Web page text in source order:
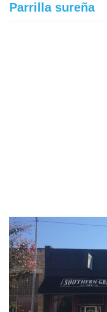
Parrilla sureña